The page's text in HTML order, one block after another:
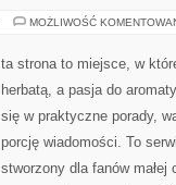
MOŻLIWOŚĆ
ta strona to miejsce, w
herbatą, a pasja do
się w praktyczne porady,
porcję wiadomości. To
stworzony dla fanów